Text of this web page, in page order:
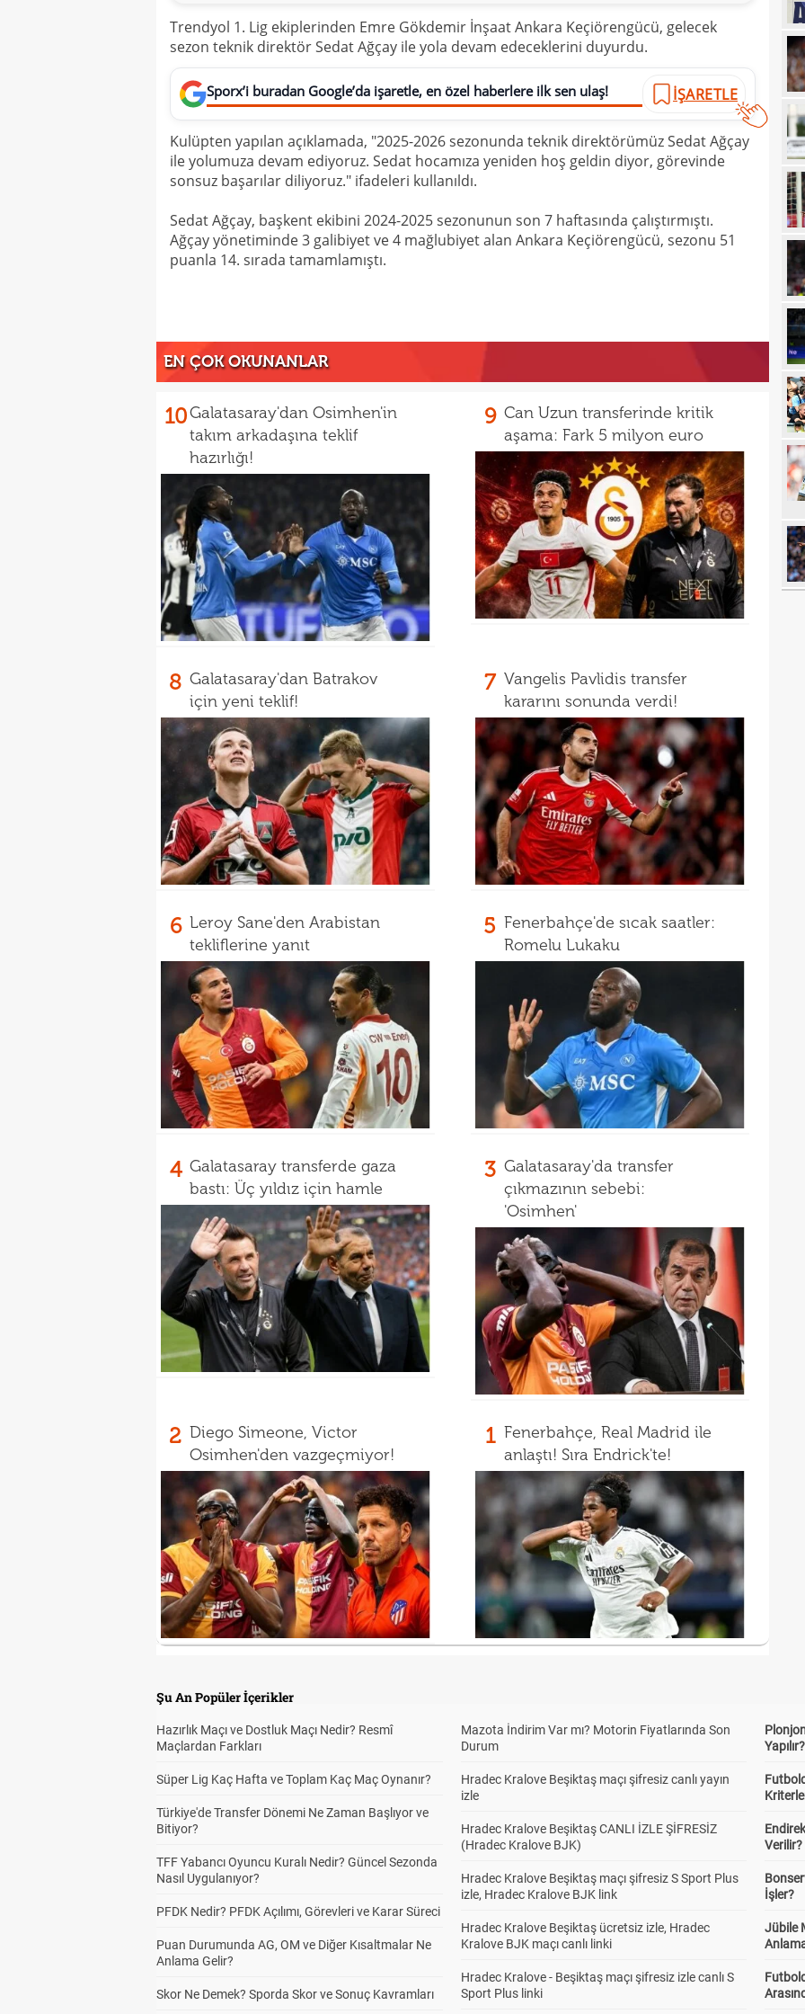
Trendyol 1. Lig ekiplerinden Emre Gökdemir İnşaat Ankara Keçiörengücü, gelecek
sezon teknik direktör Sedat Ağçay ile yola devam edeceklerini duyurdu.
Sporx’i buradan Google’da işaretle, en özel haberlere ilk sen ulaş! İŞARETLE
Kulüpten yapılan açıklamada, "2025-2026 sezonunda teknik direktörümüz Sedat Ağçay
ile yolumuza devam ediyoruz. Sedat hocamıza yeniden hoş geldin diyor, görevinde
sonsuz başarılar diliyoruz." ifadeleri kullanıldı.
Sedat Ağçay, başkent ekibini 2024-2025 sezonunun son 7 haftasında çalıştırmıştı.
Ağçay yönetiminde 3 galibiyet ve 4 mağlubiyet alan Ankara Keçiörengücü, sezonu 51
puanla 14. sırada tamamlamıştı.
EN ÇOK OKUNANLAR
10Galatasaray'dan Osimhen'in
takım arkadaşına teklif
hazırlığı!
9 Can Uzun transferinde kritik
aşama: Fark 5 milyon euro
8 Galatasaray'dan Batrakov
için yeni teklif!
7 Vangelis Pavlidis transfer
kararını sonunda verdi!
6 Leroy Sane'den Arabistan
tekliflerine yanıt
5 Fenerbahçe'de sıcak saatler:
Romelu Lukaku
4 Galatasaray transferde gaza
bastı: Üç yıldız için hamle
3 Galatasaray'da transfer
çıkmazının sebebi:
'Osimhen'
2 Diego Simeone, Victor
Osimhen'den vazgeçmiyor!
1 Fenerbahçe, Real Madrid ile
anlaştı! Sıra Endrick'te!
talip!
Şu An Popüler İçerikler
Hazırlık Maçı ve Dostluk Maçı Nedir? Resmî
Maçlardan Farkları
Süper Lig Kaç Hafta ve Toplam Kaç Maç Oynanır?
Türkiye'de Transfer Dönemi Ne Zaman Başlıyor ve
Bitiyor?
TFF Yabancı Oyuncu Kuralı Nedir? Güncel Sezonda
Nasıl Uygulanıyor?
PFDK Nedir? PFDK Açılımı, Görevleri ve Karar Süreci
Puan Durumunda AG, OM ve Diğer Kısaltmalar Ne
Anlama Gelir?
Skor Ne Demek? Sporda Skor ve Sonuç Kavramları
Mazota İndirim Var mı? Motorin Fiyatlarında Son
Durum
Hradec Kralove Beşiktaş maçı şifresiz canlı yayın
izle
Hradec Kralove Beşiktaş CANLI İZLE ŞİFRESİZ
(Hradec Kralove BJK)
Hradec Kralove Beşiktaş maçı şifresiz S Sport Plus
izle, Hradec Kralove BJK link
Hradec Kralove Beşiktaş ücretsiz izle, Hradec
Kralove BJK maçı canlı linki
Hradec Kralove - Beşiktaş maçı şifresiz izle canlı S
Sport Plus linki
Yapılır?
Verilir?
İşler?
Jübile